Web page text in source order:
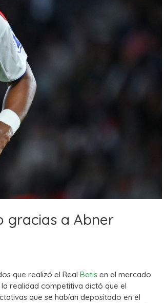
gracias a Abner
que realizó el Real Betis en el mercado
realidad competitiva dictó que el
que se habían depositado en él